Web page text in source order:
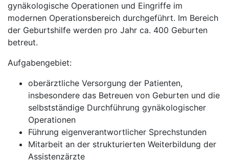
gynäkologische Operationen und Eingriffe im
modernen Operationsbereich durchgeführt. Im Bereich
der Geburtshilfe werden pro Jahr ca. 400 Geburten
betreut.
Aufgabengebiet:
oberärztliche Versorgung der Patienten,
insbesondere das Betreuen von Geburten und die
selbstständige Durchführung gynäkologischer
Operationen
Führung eigenverantwortlicher Sprechstunden
Mitarbeit an der strukturierten Weiterbildung der
Assistenzärzte